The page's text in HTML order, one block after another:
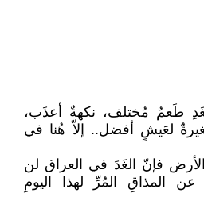
طَعمٌ مُختلف، نكهةٌ أعذَب،
لعَيشٍ أفضل.. إلاّ هُنا في
فإنّ الغَدَ في العراق لن
المذاقِ المُرِّ لهذا اليومِ